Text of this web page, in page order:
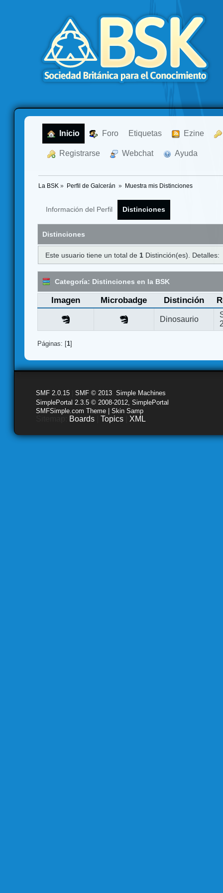
Inicio Foro Etiquetas Ezine
Registrarse Webchat Ayuda
La BSK » Perfil de Galcerán » Muestra mis Distinciones
Información del Perfil Distinciones
Distinciones
Este usuario tiene un total de 1 Distinción(es). Detalles:
Categoría: Distinciones en la BSK
Imagen Microbadge Distinción
Dinosaurio
Páginas: [1]
SMF 2.0.15 SMF © 2013 Simple Machines
SimplePortal 2.3.5 © 2008-2012, SimplePortal
SMFSimple.com Theme | Skin Samp
Boards Topics XML